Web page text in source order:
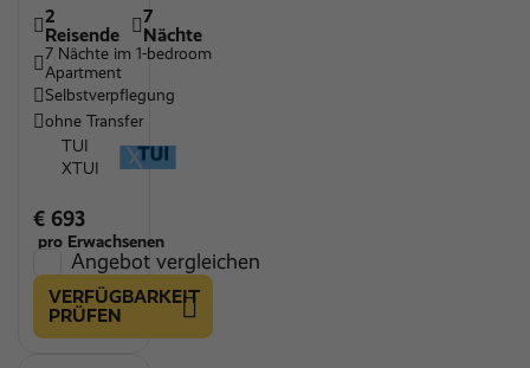
2
Reisende
7
Nächte
7 Nächte im 1-bedroom
Apartment
Selbstverpflegung
ohne Transfer
TUI
XTUI
€ 693
pro Erwachsenen
Angebot vergleichen
VERFÜGBARKEIT
PRÜFEN